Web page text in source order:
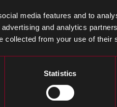
media features and to
and analytics
collected from your use of their
Statistics
会处以高达2500万新台
法规，旨在弥补漏洞并